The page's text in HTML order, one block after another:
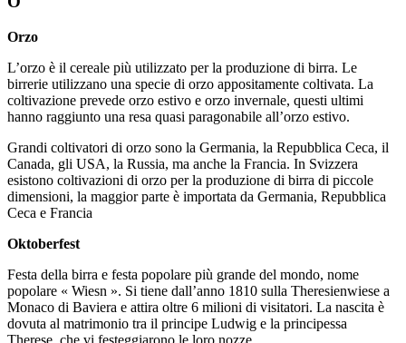
Orzo
L’orzo è il cereale più utilizzato per la produzione di birra. Le
birrerie utilizzano una specie di orzo appositamente coltivata. La
coltivazione prevede orzo estivo e orzo invernale, questi ultimi
hanno raggiunto una resa quasi paragonabile all’orzo estivo.
Grandi coltivatori di orzo sono la Germania, la Repubblica Ceca, il
Canada, gli USA, la Russia, ma anche la Francia. In Svizzera
esistono coltivazioni di orzo per la produzione di birra di piccole
dimensioni, la maggior parte è importata da Germania, Repubblica
Ceca e Francia
Oktoberfest
Festa della birra e festa popolare più grande del mondo, nome
popolare « Wiesn ». Si tiene dall’anno 1810 sulla Theresienwiese a
Monaco di Baviera e attira oltre 6 milioni di visitatori. La nascita è
dovuta al matrimonio tra il principe Ludwig e la principessa
Therese, che vi festeggiarono le loro nozze.